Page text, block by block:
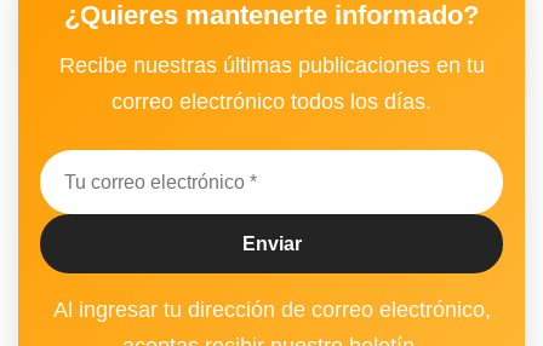
¿Quieres mantenerte informado?
Recibe nuestras últimas publicaciones en tu
correo electrónico todos los días.
Al ingresar tu dirección de correo electrónico,